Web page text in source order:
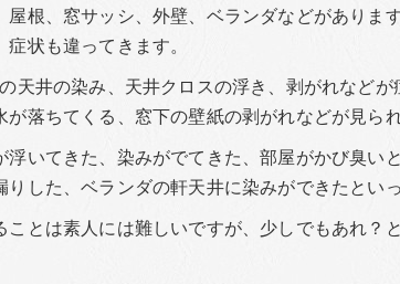
根、窓サッシ、外壁、ベランダなどがあります
状も違ってきます。
天井の染み、天井クロスの浮き、剥がれなど
落ちてくる、窓下の壁紙の剥がれなどが見られ
浮いてきた、染みがでてきた、部屋がかび臭い
した、ベランダの軒天井に染みができたとい
とは素人には難しいですが、少しでもあれ？